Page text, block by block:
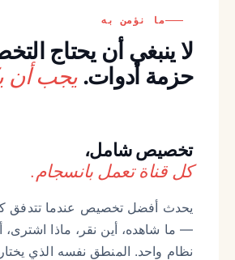
ما نؤمن به
لا ينبغي أن يحتاج
حزمة أدوات.يجب أن
تخصيص شامل،
كل قناة تعمل بانسجام.
يحدث أفضل تخصيص عندما تتدفق كل
— ما شاهده، أين نقر، ماذا اشترى،
نظام واحد. المنطق نفسه الذي يختار